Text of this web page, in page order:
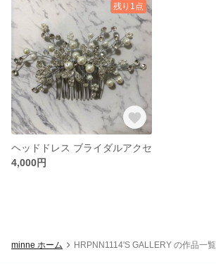
残り1点
ヘッドドレス ブライダルアクセ
4,000円
minne ホーム HRPNN1114'S GALLERY の作品一覧